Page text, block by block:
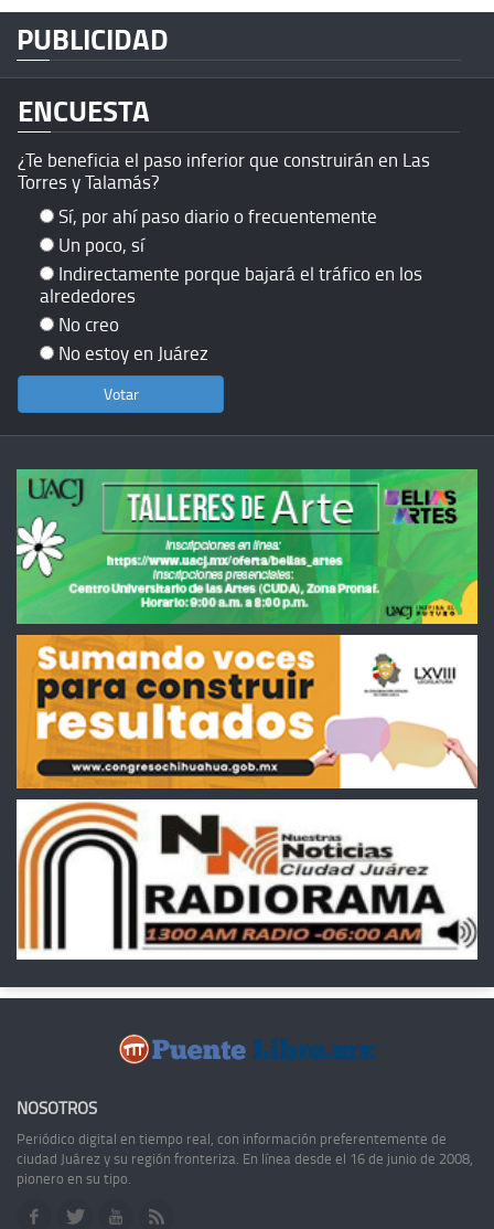
PUBLICIDAD
ENCUESTA
¿Te beneficia el paso inferior que construirán en Las
Torres y Talamás?
Sí, por ahí paso diario o frecuentemente
Un poco, sí
Indirectamente porque bajará el tráfico en los
alrededores
No creo
No estoy en Juárez
NOSOTROS
Periódico digital en tiempo real, con información preferentemente de
ciudad Juárez y su región fronteriza. En línea desde el 16 de junio de 2008,
pionero en su tipo.